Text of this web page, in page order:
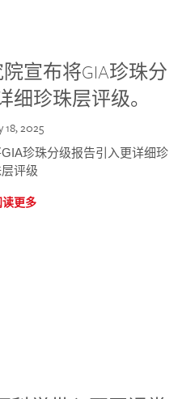
宣布将GIA珍珠分
细珍珠层评级。
18, 2025
珍珠分级报告引入更详细珍
评级
读更多